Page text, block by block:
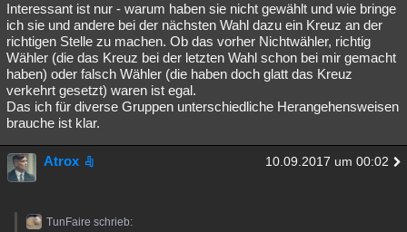
Interessant ist nur - warum haben sie nicht gewählt und wie bringe
ich sie und andere bei der nächsten Wahl dazu ein Kreuz an der
richtigen Stelle zu machen. Ob das vorher Nichtwähler, richtig
Wähler (die das Kreuz bei der letzten Wahl schon bei mir gemacht
haben) oder falsch Wähler (die haben doch glatt das Kreuz
verkehrt gesetzt) waren ist egal.
Das ich für diverse Gruppen unterschiedliche Herangehensweisen
brauche ist klar.
Atrox 10.09.2017 um 00:02
TunFaire schrieb: